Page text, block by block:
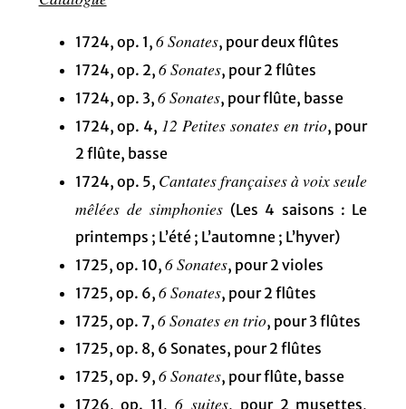
1724, op. 1, 6 Sonates, pour deux flûtes
1724, op. 2, 6 Sonates, pour 2 flûtes
1724, op. 3, 6 Sonates, pour flûte, basse
1724, op. 4, 12 Petites sonates en trio, pour
2 flûte, basse
1724, op. 5, Cantates françaises à voix seule
mêlées de simphonies (Les 4 saisons : Le
printemps ; L’été ; L’automne ; L’hyver)
1725, op. 10, 6 Sonates, pour 2 violes
1725, op. 6, 6 Sonates, pour 2 flûtes
1725, op. 7, 6 Sonates en trio, pour 3 flûtes
1725, op. 8, 6 Sonates, pour 2 flûtes
1725, op. 9, 6 Sonates, pour flûte, basse
1726, op. 11,6 suites, pour 2 musettes,